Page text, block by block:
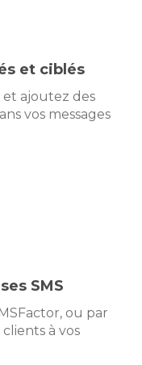
et ciblés
ajoutez des
vos messages
SMS
ou par
à vos